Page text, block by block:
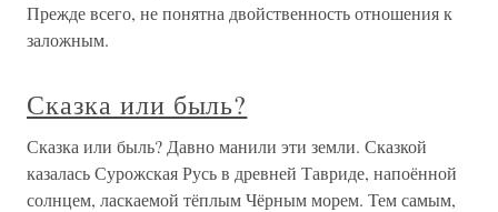
Прежде всего, не понятна двойственность отношения к
заложным.
Сказка или быль?
Сказка или быль? Давно манили эти земли. Сказкой
казалась Сурожская Русь в древней Тавриде, напоённой
солнцем, ласкаемой тёплым Чёрным морем. Тем самым,